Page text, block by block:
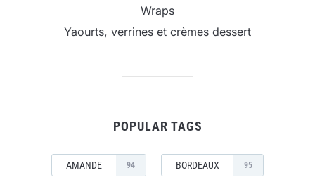
Wraps
Yaourts, verrines et crèmes dessert
POPULAR TAGS
AMANDE 94 BORDEAUX 95